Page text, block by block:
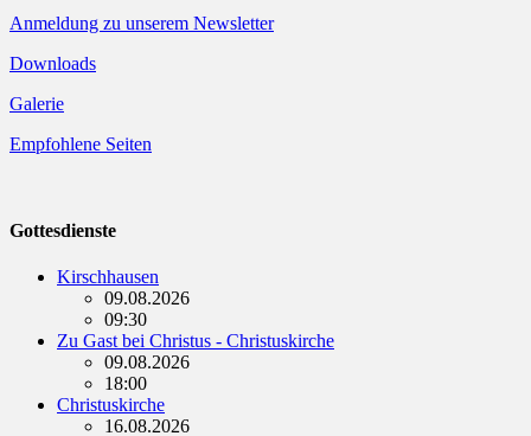
Anmeldung zu unserem Newsletter
Downloads
Galerie
Empfohlene Seiten
Gottesdienste
Kirschhausen
09.08.2026
09:30
Zu Gast bei Christus - Christuskirche
09.08.2026
18:00
Christuskirche
16.08.2026